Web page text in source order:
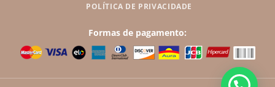
Formas de pagamento:
POLÍTICA DE PRIVACIDADE